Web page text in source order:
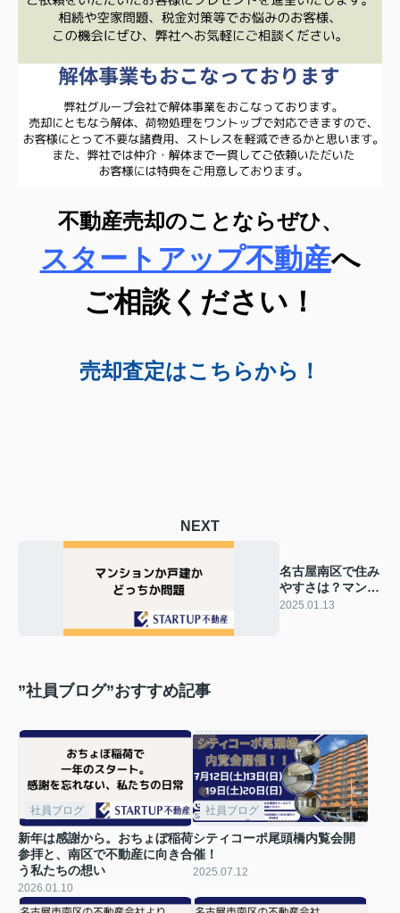
不動産売却のことならぜひ、
スタートアップ不動産へ
ご相談ください！
売却査定はこちらから！
NEXT
名古屋南区で住み
やすさは？マンシ
ョンか戸建どっち
2025.01.13
”社員ブログ”おすすめ記事
社員ブログ
新年は感謝から。おちょぼ稲荷
参拝と、南区で不動産に向き合
う私たちの想い
2026.01.10
社員ブログ
シティコーポ尾頭橋内覧会開
催！
2025.07.12